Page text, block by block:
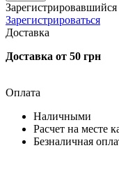
Зарегистрировавшийся
Зарегистрироваться
Доставка
Доставка от 50 грн
Оплата
Наличными
Расчет на месте
Безналичная